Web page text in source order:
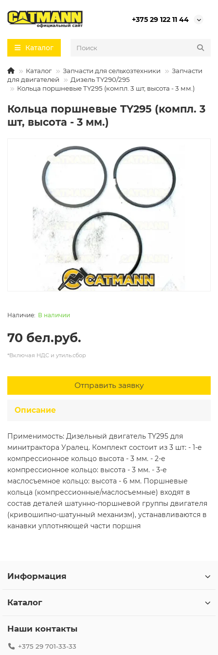
+375 29 122 11 44
Каталог
Каталог Запчасти для сельхозтехники
Запчасти
для двигателей
Дизель TY290/295
Кольца поршневые TY295 (компл. 3 шт, высота - 3 мм.)
Кольца поршневые TY295 (компл. 3
шт, высота - 3 мм.)
В наличии
70 бел.руб.
*Включая НДС и утиль.сбор
Отправить заявку
Описание
Применимость: Дизельный двигатель TY295 для
минитрактора Уралец. Комплект состоит из 3 шт: - 1-е
компрессионное кольцо высота - 3 мм. - 2-е
компрессионное кольцо: высота - 3 мм. - 3-е
маслосъемное кольцо: высота - 6 мм. Поршневые
кольца (компрессионные/маслосъемные) входят в
состав деталей шатунно-поршневой группы двигателя
(кривошипно-шатунный механизм), устанавливаются в
канавки уплотняющей части поршня
Информация
Каталог
Наши контакты
+375 29 701-33-33